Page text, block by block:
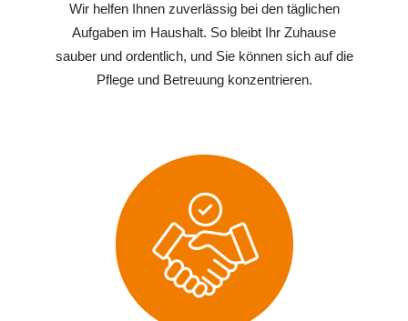
Wir helfen Ihnen zuverlässig bei den täglichen
Aufgaben im Haushalt. So bleibt Ihr Zuhause
sauber und ordentlich, und Sie können sich auf die
Pflege und Betreuung konzentrieren.